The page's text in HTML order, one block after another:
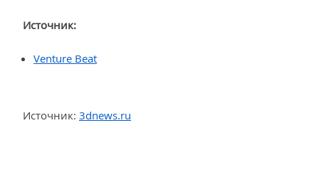
Источник:
Venture Beat
Источник: 3dnews.ru